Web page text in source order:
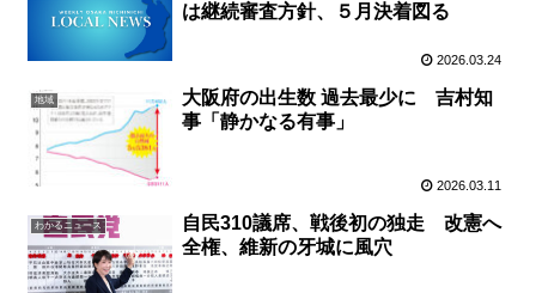
は継続審査方針、５月決着図る
2026.03.24
地域
大阪府の出生数 過去最少に 吉村知
事「静かなる有事」
2026.03.11
わかるニュース
自民310議席、戦後初の独走 改憲へ
全権、維新の牙城に風穴